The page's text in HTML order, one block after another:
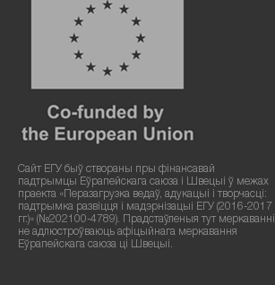
Сайт ЕГУ быў створаны пры фінансавай
падтрымцы Еўрапейскага саюза і Швецыі ў межах
праекта «Перазагрузка ведаў, адукацыі і творчасці:
падтрымка развіцця і мадэрнізацыі ЕГУ (2016-2017
гг.)» (№202100-4789). Прадстаўленыя тут меркаванні
не адлюстроўваюць афіцыйнага меркавання
Еўрапейскага саюза ці Швецыі.